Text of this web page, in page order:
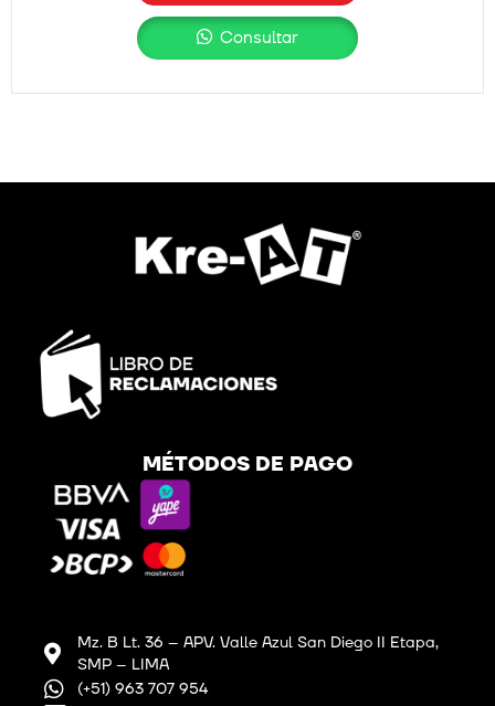
Consultar
MÉTODOS DE PAGO
Mz. B Lt. 36 – APV. Valle Azul San Diego II Etapa,
SMP – LIMA
(+51) 963 707 954